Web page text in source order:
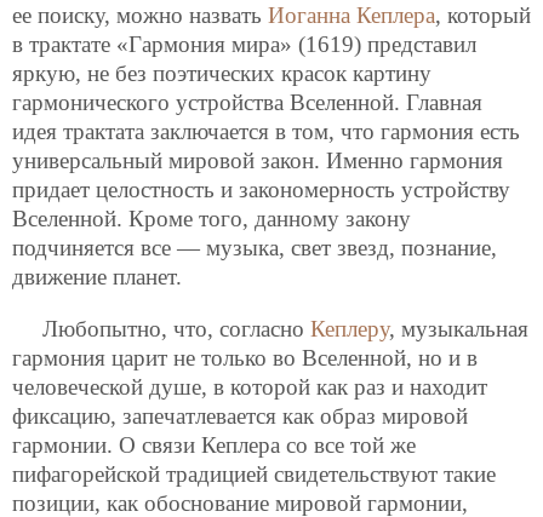
ее поиску, можно назвать Иоганна Кеплера, который
в трактате «Гармония мира» (1619) представил
яркую, не без поэтических красок картину
гармонического устройства Вселенной. Главная
идея трактата заключается в том, что гармония есть
универсальный мировой закон. Именно гармония
придает целостность и закономерность устройству
Вселенной. Кроме того, данному закону
подчиняется все — музыка, свет звезд, познание,
движение планет.
Любопытно, что, согласно Кеплеру, музыкальная
гармония царит не только во Вселенной, но и в
человеческой душе, в которой как раз и находит
фиксацию, запечатлевается как образ мировой
гармонии. О связи Кеплера со все той же
пифагорейской традицией свидетельствуют такие
позиции, как обоснование мировой гармонии,